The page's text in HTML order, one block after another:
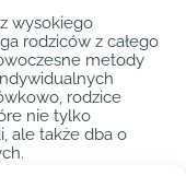
wysokiego
rodziców z całego
metody
rodzice
nie tylko
ale także dba o